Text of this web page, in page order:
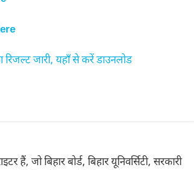
जारी, यहाँ से करें डाउनलोड
जो बिहार बोर्ड, बिहार यूनिवर्सिटी, सरकारी